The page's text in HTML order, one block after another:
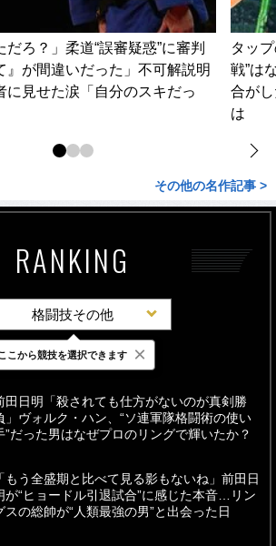
だろ？」柔道“誤審疑惑”に審判
』が間違いだった」不可解説明
見せた涙「自分のスキだっ
タッ
戦”は
合が
は
その他の名作記事 >
RANKING
格闘技その他
新 24時間 週間
田日明「殺されても仕方がないのが真剣勝
」ヴォルク・ハン、“ソ連軍隊格闘術の使い
”だった男はなぜプロのリングで輝いたか？
「もう全盛期と比べて見る影もないね」前田日
が“ヒョードル引退試合”に感じた本音…リン
スの総帥が“人類最強の男”と出会った日
こから競技を選択できます ×